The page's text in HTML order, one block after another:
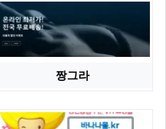
짱그라